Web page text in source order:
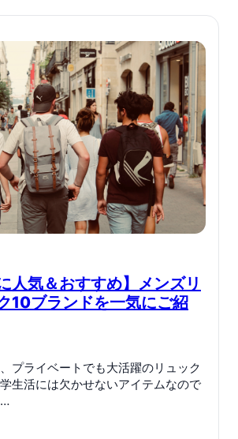
人気＆おすすめ】メンズリ
10ブランドを一気にご紹
プライベートでも大活躍のリュック
生活には欠かせないアイテムなので
…